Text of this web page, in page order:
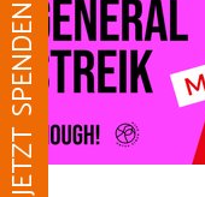
JETZT SPENDEN